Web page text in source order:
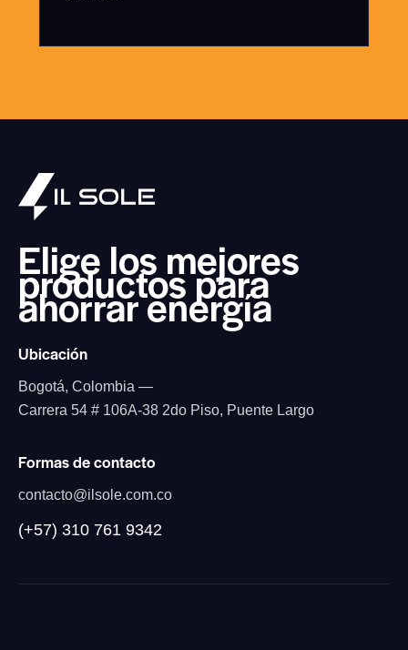
Elige los mejores
productospara
ahorrar energía
Ubicación
Bogotá, Colombia —
Carrera 54 # 106A-38 2do Piso, Puente Largo
Formas de contacto
contacto@ilsole.com.co
(+57) 310 761 9342